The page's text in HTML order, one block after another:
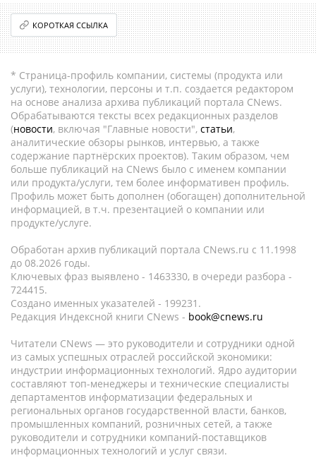
КОРОТКАЯ ССЫЛКА
* Страница-профиль компании, системы (продукта или
услуги), технологии, персоны и т.п. создается редактором
на основе анализа архива публикаций портала CNews.
Обрабатываются тексты всех редакционных разделов
(новости, включая "Главные новости", статьи,
аналитические обзоры рынков, интервью, а также
содержание партнёрских проектов). Таким образом, чем
больше публикаций на CNews было с именем компании
или продукта/услуги, тем более информативен профиль.
Профиль может быть дополнен (обогащен) дополнительной
информацией, в т.ч. презентацией о компании или
продукте/услуге.
Обработан архив публикаций портала CNews.ru c 11.1998
до 08.2026 годы.
Ключевых фраз выявлено - 1463330, в очереди разбора -
724415.
Создано именных указателей - 199231.
Редакция Индексной книги CNews - book@cnews.ru
Читатели CNews — это руководители и сотрудники одной
из самых успешных отраслей российской экономики:
индустрии информационных технологий. Ядро аудитории
составляют топ-менеджеры и технические специалисты
департаментов информатизации федеральных и
региональных органов государственной власти, банков,
промышленных компаний, розничных сетей, а также
руководители и сотрудники компаний-поставщиков
информационных технологий и услуг связи.